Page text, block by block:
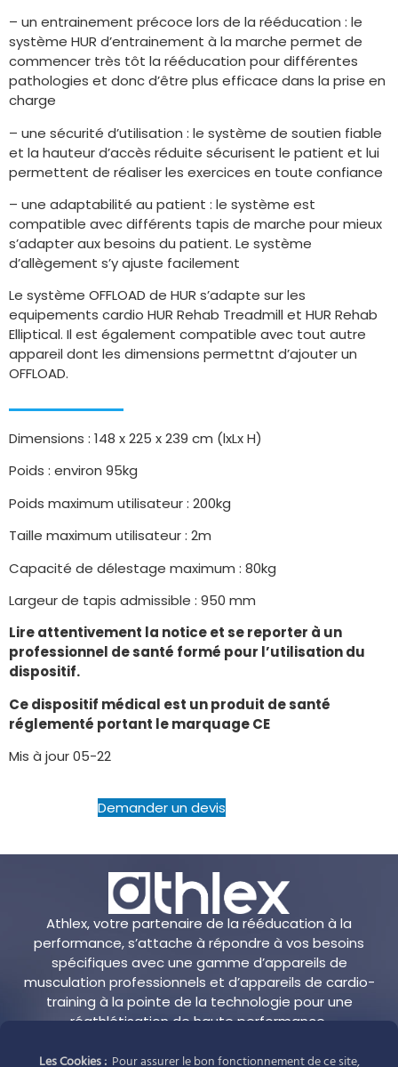
– un entrainement précoce lors de la rééducation : le
système HUR d’entrainement à la marche permet de
commencer très tôt la rééducation pour différentes
pathologies et donc d’être plus efficace dans la prise en
charge
– une sécurité d’utilisation : le système de soutien fiable
et la hauteur d’accès réduite sécurisent le patient et lui
permettent de réaliser les exercices en toute confiance
– une adaptabilité au patient : le système est
compatible avec différents tapis de marche pour mieux
s’adapter aux besoins du patient. Le système
d’allègement s’y ajuste facilement
Le système OFFLOAD de HUR s’adapte sur les
equipements cardio HUR Rehab Treadmill et HUR Rehab
Elliptical. Il est également compatible avec tout autre
appareil dont les dimensions permettnt d’ajouter un
OFFLOAD.
Dimensions : 148 x 225 x 239 cm (lxLx H)
Poids : environ 95kg
Poids maximum utilisateur : 200kg
Taille maximum utilisateur : 2m
Capacité de délestage maximum : 80kg
Largeur de tapis admissible : 950 mm
Lire attentivement la notice et se reporter à un
professionnel de santé formé pour l’utilisation du
dispositif.
Ce dispositif médical est un produit de santé
réglementé portant le marquage CE
Mis à jour 05-22
Demander un devis
Athlex, votre partenaire de la rééducation à la
performance, s’attache à répondre à vos besoins
spécifiques avec une gamme d’appareils de
musculation professionnels et d’appareils de cardio-
training à la pointe de la technologie pour une
réathlétisation de haute performance.
Les Cookies : Pour assurer le bon fonctionnement de ce site,